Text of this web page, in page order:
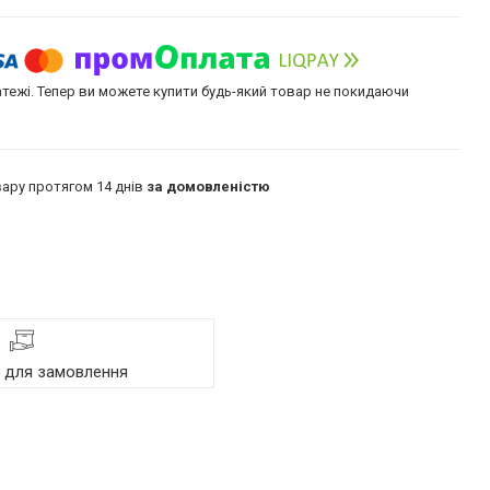
Тепер ви можете купити будь-який товар не покидаючи
протягом 14 днів за домовленістю
для замовлення